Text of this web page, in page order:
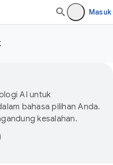
Masuk
AI untuk
bahasa pilihan Anda.
kesalahan.